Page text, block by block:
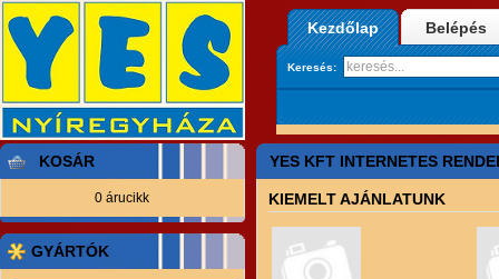
Kezdőlap Belépés
Keresés:
KOSÁR
0 árucikk
GYÁRTÓK
YES KFT INTERNETES
KIEMELT AJÁNLATUNK